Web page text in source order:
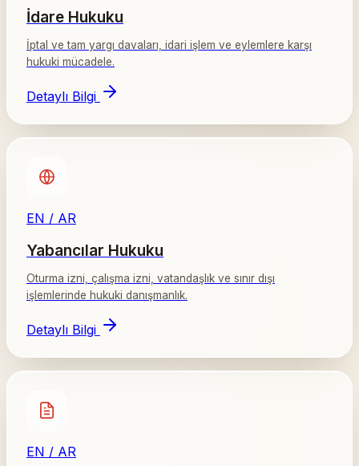
İdare Hukuku
İptal ve tam yargı davaları, idari işlem ve eylemlere karşı
hukuki mücadele.
Detaylı Bilgi
EN / AR
Yabancılar Hukuku
Oturma izni, çalışma izni, vatandaşlık ve sınır dışı
işlemlerinde hukuki danışmanlık.
Detaylı Bilgi
EN / AR